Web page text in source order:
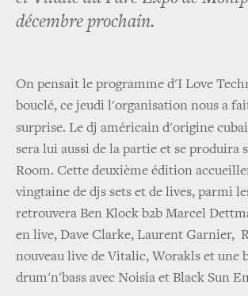
décembre prochain.
On pensait le programme d'I Love
bouclé, ce jeudi l'organisation nous a
surprise. Le dj américain d'origine
sera lui aussi de la partie et se produira
Room. Cette deuxième édition
vingtaine de djs sets et de lives, parmi
retrouvera Ben Klock b2b Marcel
en live, Dave Clarke, Laurent Garnier,
nouveau live de Vitalic, Worakls et une
drum'n'bass avec Noisia et Black Sun